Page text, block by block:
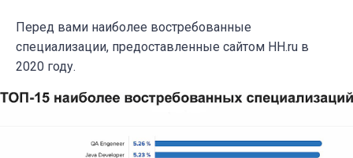
Перед вами наиболее востребованные
специализации, предоставленные сайтом HH.ru в
2020 году.